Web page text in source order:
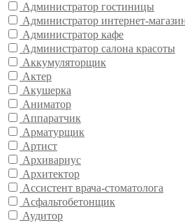
Администратор гостиницы
Администратор интернет-
Администратор кафе
Администратор салона красоты
Аккумуляторщик
Актер
Акушерка
Аниматор
Аппаратчик
Арматурщик
Артист
Архивариус
Архитектор
Ассистент врача-стоматолога
Асфальтобетонщик
Аудитор